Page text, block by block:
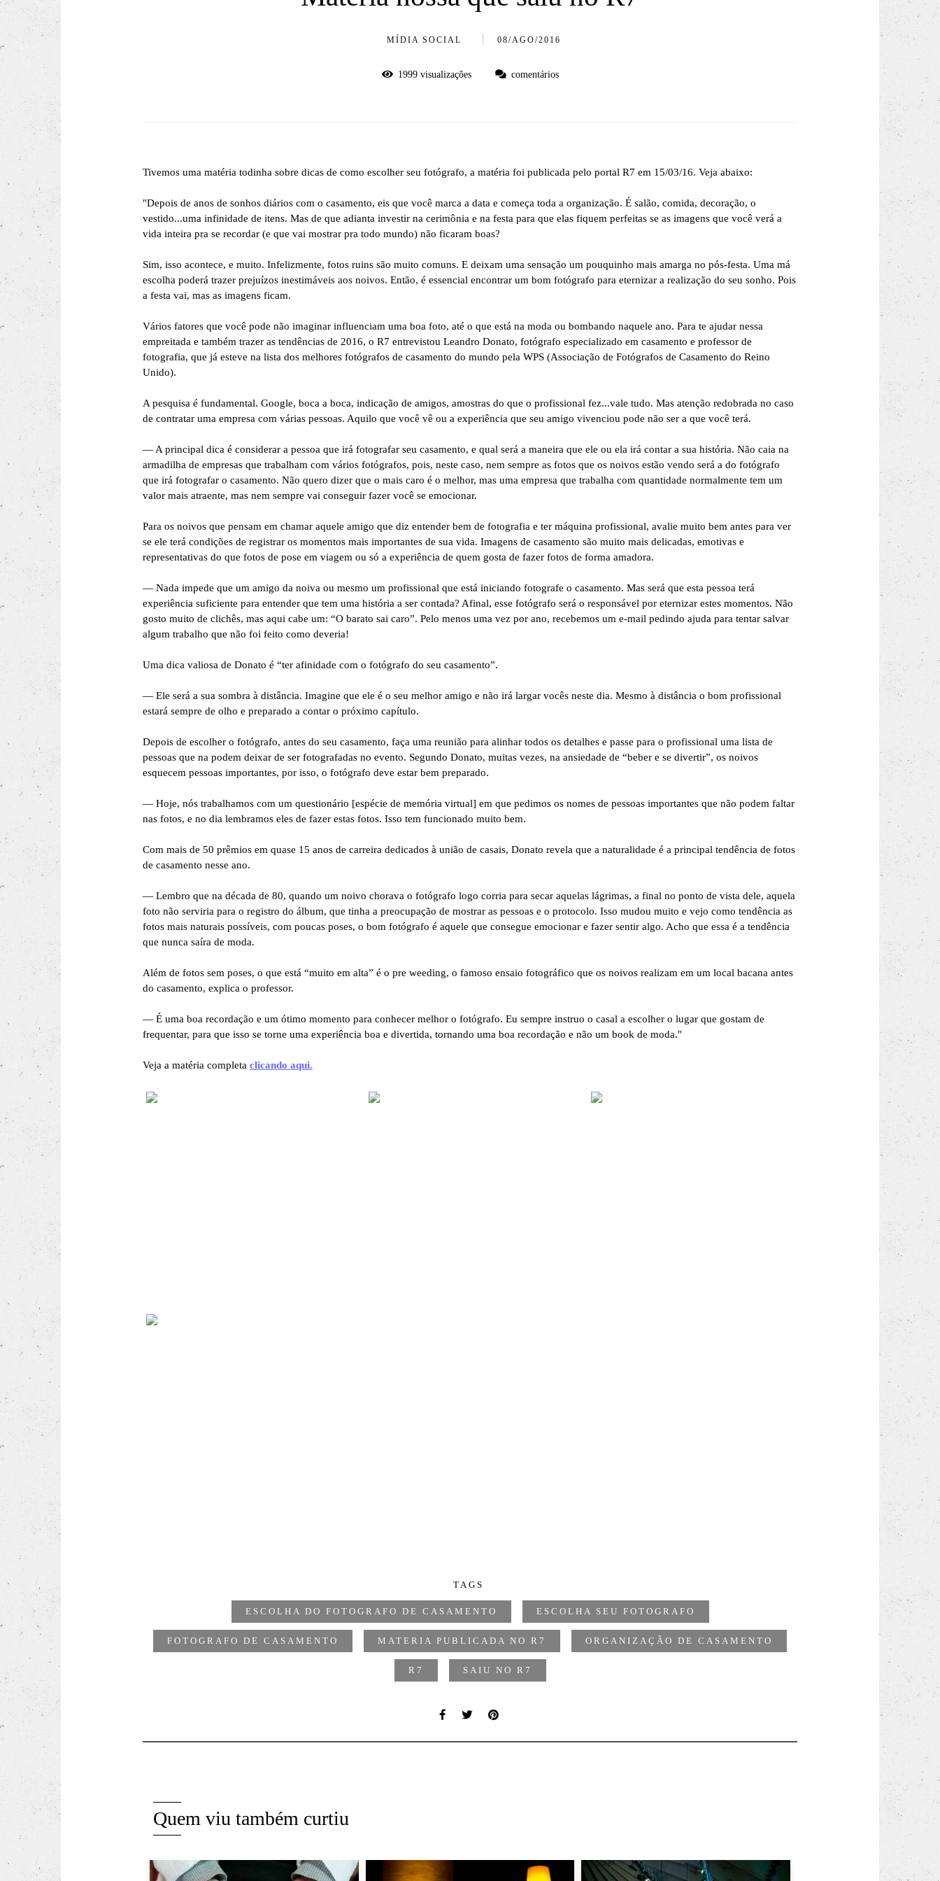
MÍDIA SOCIAL 08/AGO/2016
1999visualizações comentários
Tivemos uma matéria todinha sobre dicas de como escolher seu fotógrafo, a matéria foi publicada pelo portal R7 em 15/03/16. Veja abaixo:
"Depois de anos de sonhos diários com o casamento, eis que você marca a data e começa toda a organização. É salão, comida, decoração, o
vestido...uma infinidade de itens. Mas de que adianta investir na cerimônia e na festa para que elas fiquem perfeitas se as imagens que você verá a
vida inteira pra se recordar (e que vai mostrar pra todo mundo) não ficaram boas?
Sim, isso acontece, e muito. Infelizmente, fotos ruins são muito comuns. E deixam uma sensação um pouquinho mais amarga no pós-festa. Uma má
escolha poderá trazer prejuízos inestimáveis aos noivos. Então, é essencial encontrar um bom fotógrafo para eternizar a realização do seu sonho. Pois
a festa vai, mas as imagens ficam.
Vários fatores que você pode não imaginar influenciam uma boa foto, até o que está na moda ou bombando naquele ano. Para te ajudar nessa
empreitada e também trazer as tendências de 2016, o R7 entrevistou Leandro Donato, fotógrafo especializado em casamento e professor de
fotografia, que já esteve na lista dos melhores fotógrafos de casamento do mundo pela WPS (Associação de Fotógrafos de Casamento do Reino
Unido).
A pesquisa é fundamental. Google, boca a boca, indicação de amigos, amostras do que o profissional fez...vale tudo. Mas atenção redobrada no caso
de contratar uma empresa com várias pessoas. Aquilo que você vê ou a experiência que seu amigo vivenciou pode não ser a que você terá.
— A principal dica é considerar a pessoa que irá fotografar seu casamento, e qual será a maneira que ele ou ela irá contar a sua história. Não caia na
armadilha de empresas que trabalham com vários fotógrafos, pois, neste caso, nem sempre as fotos que os noivos estão vendo será a do fotógrafo
que irá fotografar o casamento. Não quero dizer que o mais caro é o melhor, mas uma empresa que trabalha com quantidade normalmente tem um
valor mais atraente, mas nem sempre vai conseguir fazer você se emocionar.
Para os noivos que pensam em chamar aquele amigo que diz entender bem de fotografia e ter máquina profissional, avalie muito bem antes para ver
se ele terá condições de registrar os momentos mais importantes de sua vida. Imagens de casamento são muito mais delicadas, emotivas e
representativas do que fotos de pose em viagem ou só a experiência de quem gosta de fazer fotos de forma amadora.
— Nada impede que um amigo da noiva ou mesmo um profissional que está iniciando fotografe o casamento. Mas será que esta pessoa terá
experiência suficiente para entender que tem uma história a ser contada? Afinal, esse fotógrafo será o responsável por eternizar estes momentos. Não
gosto muito de clichês, mas aqui cabe um: “O barato sai caro”. Pelo menos uma vez por ano, recebemos um e-mail pedindo ajuda para tentar salvar
algum trabalho que não foi feito como deveria!
Uma dica valiosa de Donato é “ter afinidade com o fotógrafo do seu casamento”.
— Ele será a sua sombra à distância. Imagine que ele é o seu melhor amigo e não irá largar vocês neste dia. Mesmo à distância o bom profissional
estará sempre de olho e preparado a contar o próximo capítulo.
Depois de escolher o fotógrafo, antes do seu casamento, faça uma reunião para alinhar todos os detalhes e passe para o profissional uma lista de
pessoas que na podem deixar de ser fotografadas no evento. Segundo Donato, muitas vezes, na ansiedade de “beber e se divertir”, os noivos
esquecem pessoas importantes, por isso, o fotógrafo deve estar bem preparado.
— Hoje, nós trabalhamos com um questionário [espécie de memória virtual] em que pedimos os nomes de pessoas importantes que não podem faltar
nas fotos, e no dia lembramos eles de fazer estas fotos. Isso tem funcionado muito bem.
Com mais de 50 prêmios em quase 15 anos de carreira dedicados à união de casais, Donato revela que a naturalidade é a principal tendência de fotos
de casamento nesse ano.
— Lembro que na década de 80, quando um noivo chorava o fotógrafo logo corria para secar aquelas lágrimas, a final no ponto de vista dele, aquela
foto não serviria para o registro do álbum, que tinha a preocupação de mostrar as pessoas e o protocolo. Isso mudou muito e vejo como tendência as
fotos mais naturais possíveis, com poucas poses, o bom fotógrafo é aquele que consegue emocionar e fazer sentir algo. Acho que essa é a tendência
que nunca saíra de moda.
Além de fotos sem poses, o que está “muito em alta” é o pre weeding, o famoso ensaio fotográfico que os noivos realizam em um local bacana antes
do casamento, explica o professor.
— É uma boa recordação e um ótimo momento para conhecer melhor o fotógrafo. Eu sempre instruo o casal a escolher o lugar que gostam de
frequentar, para que isso se torne uma experiência boa e divertida, tornando uma boa recordação e não um book de moda."
Veja a matéria completa clicando aqui.
TAGS
ESCOLHA DO FOTOGRAFO DE CASAMENTO ESCOLHA SEU FOTOGRAFO
FOTOGRAFO DE CASAMENTO MATERIA PUBLICADA NO R7 ORGANIZAÇÃO DE CASAMENTO
R7 SAIU NO R7
Quem viu também curtiu